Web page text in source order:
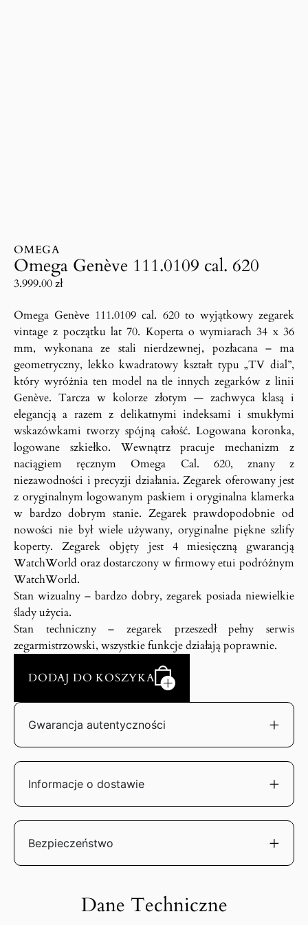
OMEGA
Omega Genève 111.0109 cal. 620
3.999.00zł
Omega Genève 111.0109 cal. 620 to wyjątkowy zegarek
vintage z początku lat 70. Koperta o wymiarach 34 x 36
mm, wykonana ze stali nierdzewnej, pozłacana – ma
geometryczny, lekko kwadratowy kształt typu „TV dial”,
który wyróżnia ten model na tle innych zegarków z linii
Genève. Tarcza w kolorze złotym — zachwyca klasą i
elegancją a razem z delikatnymi indeksami i smukłymi
wskazówkami tworzy spójną całość. Logowana koronka,
logowane szkiełko. Wewnątrz pracuje mechanizm z
naciągiem ręcznym Omega Cal. 620, znany z
niezawodności i precyzji działania. Zegarek oferowany jest
z oryginalnym logowanym paskiem i oryginalna klamerka
w bardzo dobrym stanie. Zegarek prawdopodobnie od
nowości nie był wiele używany, oryginalne piękne szlify
koperty. Zegarek objęty jest 4 miesięczną gwarancją
WatchWorld oraz dostarczony w firmowy etui podróżnym
WatchWorld.
Stan wizualny – bardzo dobry, zegarek posiada niewielkie
ślady użycia.
Stan techniczny – zegarek przeszedł pełny serwis
zegarmistrzowski, wszystkie funkcje działają poprawnie.
DODAJ DO KOSZYKA
Gwarancja autentyczności
Informacje o dostawie
Bezpieczeństwo
Dane Techniczne